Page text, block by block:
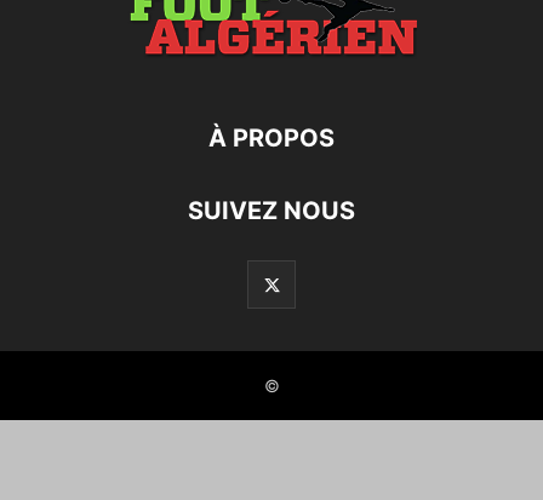
À PROPOS
SUIVEZ NOUS
©